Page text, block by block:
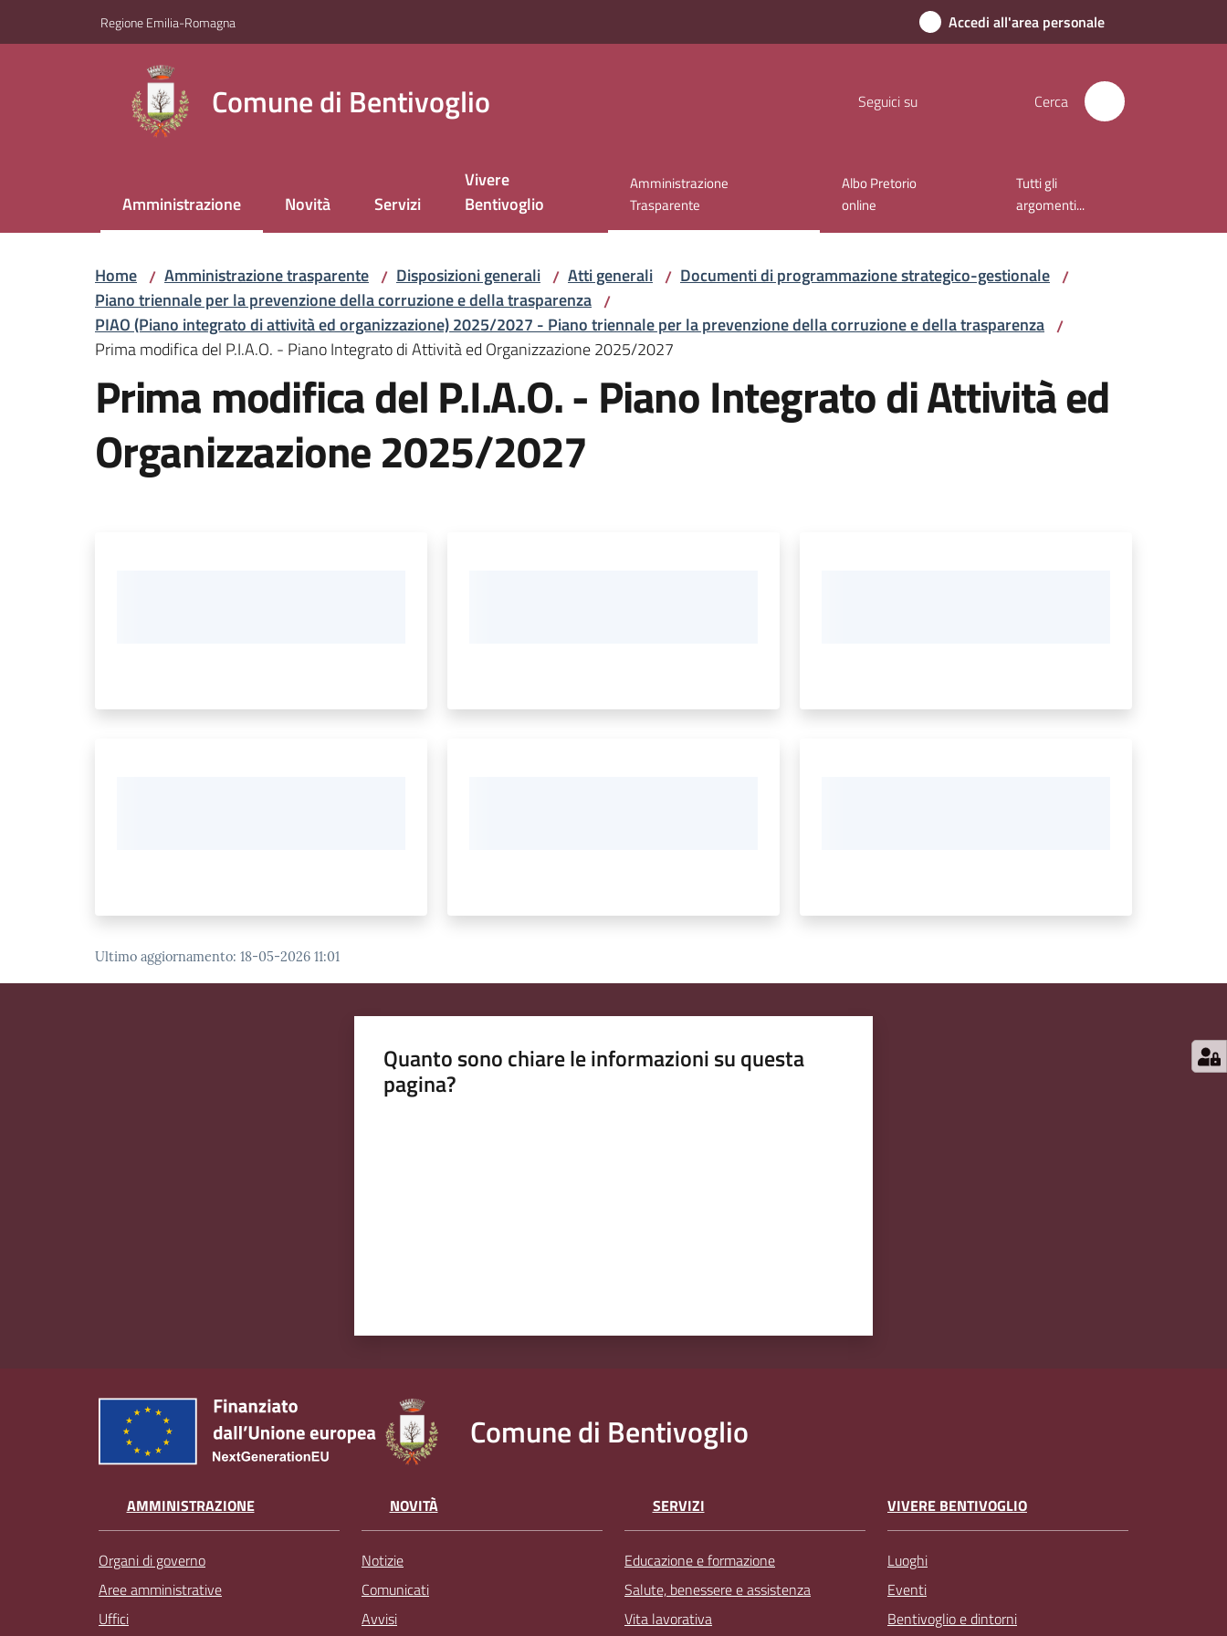
Regione Emilia-Romagna Accedi all'area personale
Comune di Bentivoglio Seguici su Cerca
Amministrazione
Menu selezionato Novità Servizi
Vivere
Bentivoglio
Amministrazione
Trasparente
Menu selezionato
Albo Pretorio
online
Tutti gli
argomenti...
Home / Amministrazione trasparente / Disposizioni generali / Atti generali / Documenti di programmazione strategico-gestionale /
Piano triennale per la prevenzione della corruzione e della trasparenza /
PIAO (Piano integrato di attività ed organizzazione) 2025/2027 - Piano triennale per la prevenzione della corruzione e della trasparenza /
Prima modifica del P.I.A.O. - Piano Integrato di Attività ed Organizzazione 2025/2027
Prima modifica del P.I.A.O. - Piano Integrato di Attività ed
Organizzazione 2025/2027
Ultimo aggiornamento: 18-05-2026 11:01
Quanto sono chiare le informazioni su questa
pagina?
Comune di Bentivoglio
AMMINISTRAZIONE
Organi di governo
Aree amministrative
Uffici
NOVITÀ
Notizie
Comunicati
Avvisi
SERVIZI
Educazione e formazione
Salute, benessere e assistenza
Vita lavorativa
VIVERE BENTIVOGLIO
Luoghi
Eventi
Bentivoglio e dintorni